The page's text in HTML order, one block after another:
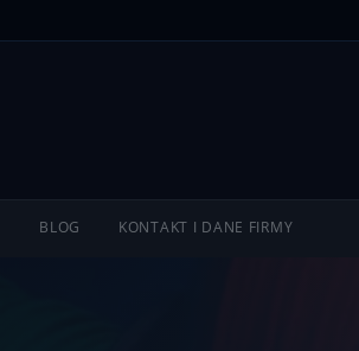
BLOG KONTAKT I DANE FIRMY